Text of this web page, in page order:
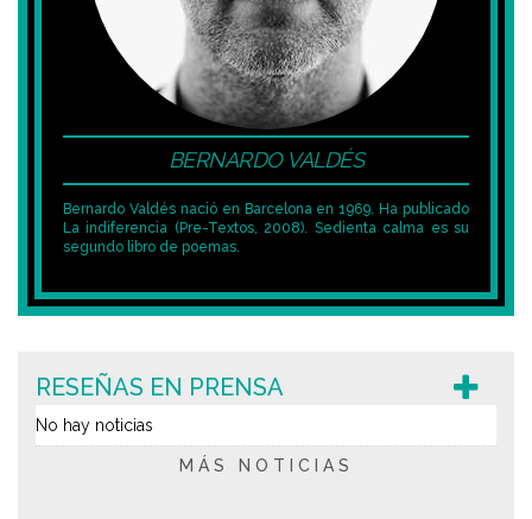
BERNARDO VALDÉS
Bernardo Valdés nació en Barcelona en 1969. Ha publicado
La indiferencia (Pre-Textos, 2008). Sedienta calma es su
segundo libro de poemas.
RESEÑAS EN PRENSA
No hay noticias
MÁS NOTICIAS